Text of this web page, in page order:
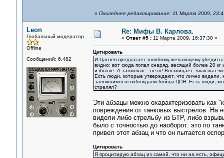
« Последнее редактирование: 11 Марта 2009,
Leon
Глобальный модератор
Offline
Сообщений: 6,482
Re: Мифы В. Карлова.
« Ответ #5 :11 Марта 2009, 16:37:30 »
Цитировать
И.Цагоев предлагает «любому желающему
видно: вот сюда попал снаряд, весящий более 20 кг
избытке. А танковых – нет»! Восклицает: «как вы
Есть люди, которые утверждают, что лично видели,
заложников освобождали бойцы ЦСН. Есть люди,
стрелял?
Эти абзацы можно охарактеризовать
повреждения от танковых выстрелов. На
видели либо стрельбу из БТР, либо
было с точностью до наоборот: это по
привел этот абзац и что он пытается
Цитировать
Я процитирую абзац из самой, что ни на есть,